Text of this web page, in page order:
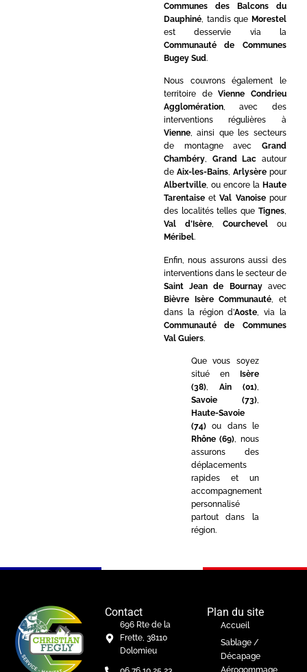
Communes des Balcons du
Dauphiné, tandis que Morestel
est desservie via la
Communauté de Communes
Bugey Sud.
Nous couvrons également le
territoire deVienne Condrieu
Agglomération, avec des
interventions régulières à
Vienne, ainsi que les secteurs
de montagne avec Grand
Chambéry, Grand Lac autour
de Aix-les-Bains, Arlysèrepour
Albertville, ou encore la Haute
TarentaiseetVal Vanoisepour
des localités telles que Tignes,
Val d’Isère, Courchevelou
Méribel.
Enfin, nous assurons aussi des
interventions dans le secteur de
Saint Jean de Bournayavec
Bièvre Isère Communauté , et
dans la région d’Aoste , via la
Communauté de Communes
Val Guiers.
Que vous soyez
situé en
Isère
(38), Ain (01),
Savoie (73),
Haute-Savoie
(74)ou dans le
Rhône (69), nous
assurons des
déplacements
rapides et un
accompagnement
personnalisé
partout dans la
région.
Contact
696 Rte de la
Frette, 38110
Dolomieu
Plan du site
Accueil
Sablage /
Décapage